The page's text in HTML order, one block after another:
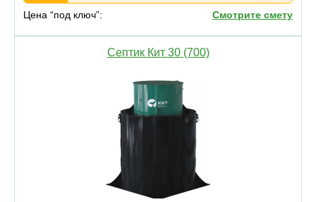
Цена “под ключ”: Смотрите смету
Септик Кит 30 (700)